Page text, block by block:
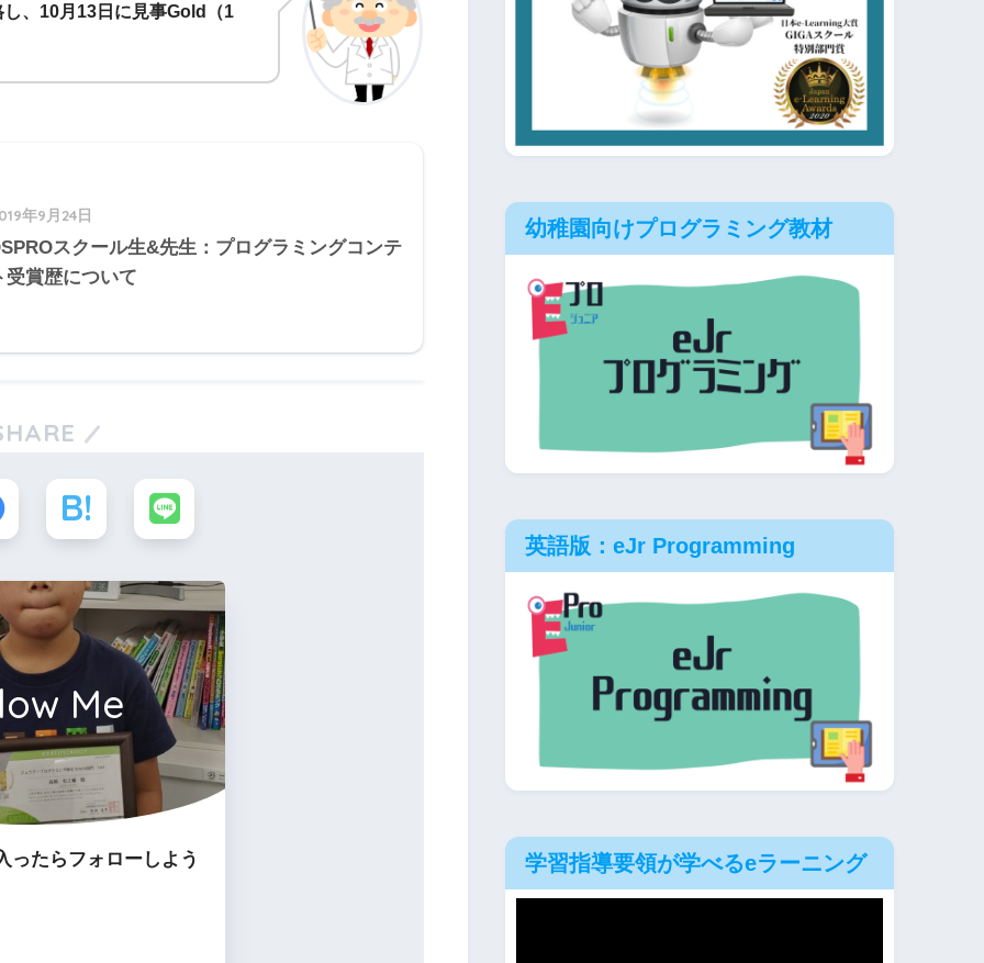
、10月13日に見事Gold（1
年9月24日
スクール生&先生：プログラミングコンテ
受賞歴について
Me
ったらフォローしよう
幼稚園向けプログラミング教材
英語版：eJr Programming
学習指導要領が学べるeラーニング